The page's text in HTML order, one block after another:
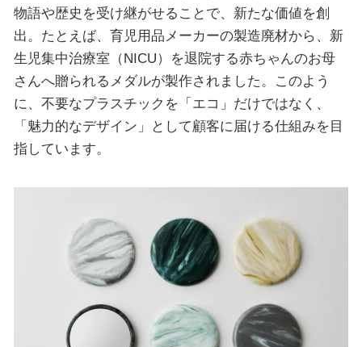
物語や歴史を受け継がせることで、新たな価値を創
出。たとえば、育児用品メーカーの製造廃材から、新
生児集中治療室（NICU）を退院する赤ちゃんのお母
さんへ贈られるメダルが製作されました。このよう
に、不要なプラスチックを「エコ」だけではなく、
「魅力的なデザイン」として顧客に届ける仕組みを目
指しています。